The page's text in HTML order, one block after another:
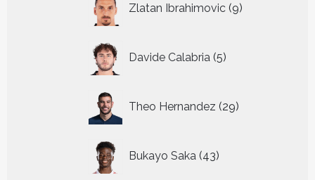
Zlatan Ibrahimovic 9
producten
Davide Calabria 5
producten
Theo Hernandez 29
producten
Bukayo Saka 43
producten